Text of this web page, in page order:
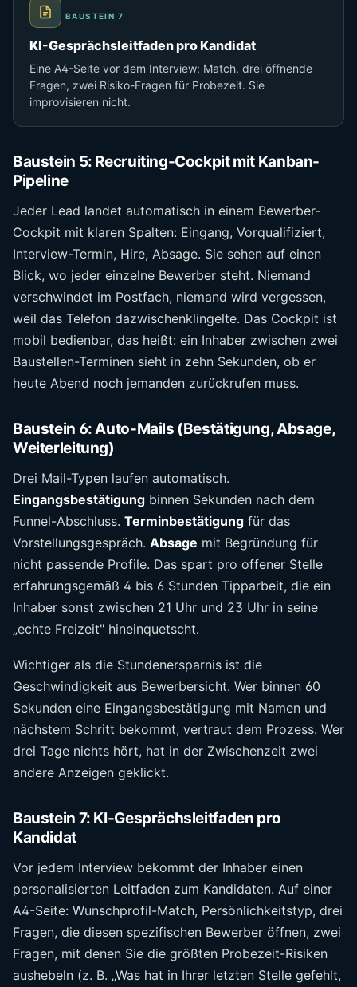
BAUSTEIN 7
KI-Gesprächsleitfaden pro Kandidat
Eine A4-Seite vor dem Interview: Match, drei öffnende
Fragen, zwei Risiko-Fragen für Probezeit. Sie
improvisieren nicht.
Baustein 5: Recruiting-Cockpit mit Kanban-
Pipeline
Jeder Lead landet automatisch in einem Bewerber-
Cockpit mit klaren Spalten: Eingang, Vorqualifiziert,
Interview-Termin, Hire, Absage. Sie sehen auf einen
Blick, wo jeder einzelne Bewerber steht. Niemand
verschwindet im Postfach, niemand wird vergessen,
weil das Telefon dazwischenklingelte. Das Cockpit ist
mobil bedienbar, das heißt: ein Inhaber zwischen zwei
Baustellen-Terminen sieht in zehn Sekunden, ob er
heute Abend noch jemanden zurückrufen muss.
Baustein 6: Auto-Mails (Bestätigung, Absage,
Weiterleitung)
Drei Mail-Typen laufen automatisch.
Eingangsbestätigung binnen Sekunden nach dem
Funnel-Abschluss. Terminbestätigung für das
Vorstellungsgespräch. Absage mit Begründung für
nicht passende Profile. Das spart pro offener Stelle
erfahrungsgemäß 4 bis 6 Stunden Tipparbeit, die ein
Inhaber sonst zwischen 21 Uhr und 23 Uhr in seine
„echte Freizeit" hineinquetscht.
Wichtiger als die Stundenersparnis ist die
Geschwindigkeit aus Bewerbersicht. Wer binnen 60
Sekunden eine Eingangsbestätigung mit Namen und
nächstem Schritt bekommt, vertraut dem Prozess. Wer
drei Tage nichts hört, hat in der Zwischenzeit zwei
andere Anzeigen geklickt.
Baustein 7: KI-Gesprächsleitfaden pro
Kandidat
Vor jedem Interview bekommt der Inhaber einen
personalisierten Leitfaden zum Kandidaten. Auf einer
A4-Seite: Wunschprofil-Match, Persönlichkeitstyp, drei
Fragen, die diesen spezifischen Bewerber öffnen, zwei
Fragen, mit denen Sie die größten Probezeit-Risiken
aushebeln (z. B. „Was hat in Ihrer letzten Stelle gefehlt,